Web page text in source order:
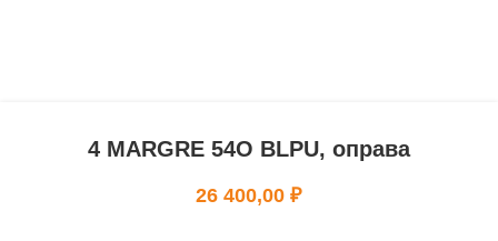
4 MARGRE 54O BLPU, оправа
26 400,00 ₽